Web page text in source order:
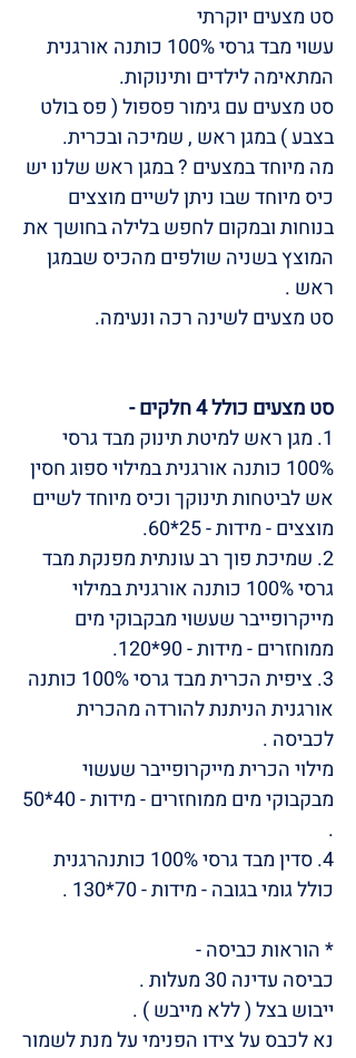
סט מצעים יוקרתי
עשוי מבד גרסי 100% כותנה אורגנית
המתאימה לילדים ותינוקות.
סט מצעים עם גימור פספול ( פס בולט
בצבע ) במגן ראש , שמיכה ובכרית.
מה מיוחד במצעים ? במגן ראש שלנו יש
כיס מיוחד שבו ניתן לשיים מוצצים
בנוחות ובמקום לחפש בלילה בחושך את
המוצץ בשניה שולפים מהכיס שבמגן
ראש .
סט מצעים לשינה רכה ונעימה.
סט מצעים כולל 4 חלקים -
1. מגן ראש למיטת תינוק מבד גרסי
100% כותנה אורגנית במילוי ספוג חסין
אש לביטחות תינוקך וכיס מיוחד לשיים
מוצצים - מידות - 25*60.
2. שמיכת פוך רב עונתית מפנקת מבד
גרסי 100% כותנה אורגנית במילוי
מייקרופייבר שעשוי מבקבוקי מים
ממוחזרים - מידות - 90*120.
3. ציפית הכרית מבד גרסי 100% כותנה
אורגנית הניתנת להורדה מהכרית
לכביסה .
מילוי הכרית מייקרופייבר שעשוי
מבקבוקי מים ממוחזרים - מידות - 40*50
.
4. סדין מבד גרסי 100% כותנהרגנית
כולל גומי בגובה - מידות - 70*130 .
* הוראות כביסה -
כביסה עדינה 30 מעלות .
ייבוש בצל ( ללא מייבש ) .
נא לכבס על צידו הפנימי על מנת לשמור